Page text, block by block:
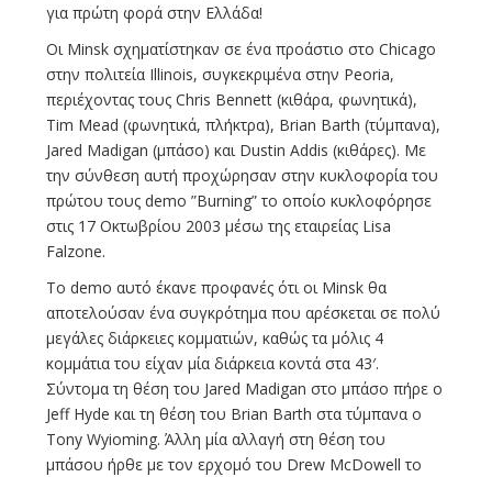
για πρώτη φορά στην Ελλάδα!
Οι Minsk σχηματίστηκαν σε ένα προάστιο στο Chicago
στην πολιτεία Illinois, συγκεκριμένα στην Peoria,
περιέχοντας τους Chris Bennett (κιθάρα, φωνητικά),
Tim Mead (φωνητικά, πλήκτρα), Brian Barth (τύμπανα),
Jared Madigan (μπάσο) και Dustin Addis (κιθάρες). Με
την σύνθεση αυτή προχώρησαν στην κυκλοφορία του
πρώτου τους demo ”Burning” το οποίο κυκλοφόρησε
στις 17 Οκτωβρίου 2003 μέσω της εταιρείας Lisa
Falzone.
To demo αυτό έκανε προφανές ότι οι Minsk θα
αποτελούσαν ένα συγκρότημα που αρέσκεται σε πολύ
μεγάλες διάρκειες κομματιών, καθώς τα μόλις 4
κομμάτια του είχαν μία διάρκεια κοντά στα 43′.
Σύντομα τη θέση του Jared Madigan στο μπάσο πήρε ο
Jeff Hyde και τη θέση του Brian Barth στα τύμπανα ο
Tony Wyioming. Άλλη μία αλλαγή στη θέση του
μπάσου ήρθε με τον ερχομό του Drew McDowell το